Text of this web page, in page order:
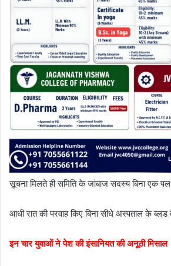
सूचना मिलते ही समिति के जांबाज सदस्य बिना एक पल
आधी रात की परवाह किए बिना सीधे अस्पताल के
इन चार युवाओं ने पेश की इंसानियत की अनूठी मिसाल